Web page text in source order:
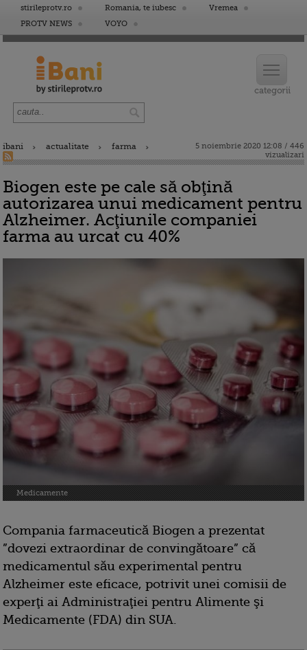
stirileprotv.ro Romania, te iubesc
Vremea
PROTV NEWS
VOYO
ibani actualitate farma
5 noiembrie 2020 12:08 / 446
vizualizari
Biogen este pe cale să obţină
autorizarea unui medicament pentru
Alzheimer. Acţiunile companiei
farma au urcat cu 40%
Medicamente
Compania farmaceutică Biogen a prezentat
”dovezi extraordinar de convingătoare” că
medicamentul său experimental pentru
Alzheimer este eficace, potrivit unei comisii de
experţi ai Administraţiei pentru Alimente şi
Medicamente (FDA) din SUA.